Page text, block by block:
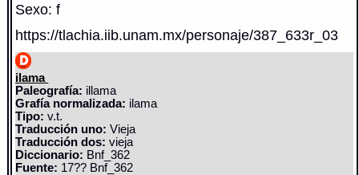
Sexo: f
https://tlachia.iib.unam.mx/personaje/387_633r_03
ilama
Paleografía: illama
Grafía normalizada: ilama
Tipo: v.t.
Traducción uno: Vieja
Traducción dos: vieja
Diccionario: Bnf_362
Fuente: 17?? Bnf_362